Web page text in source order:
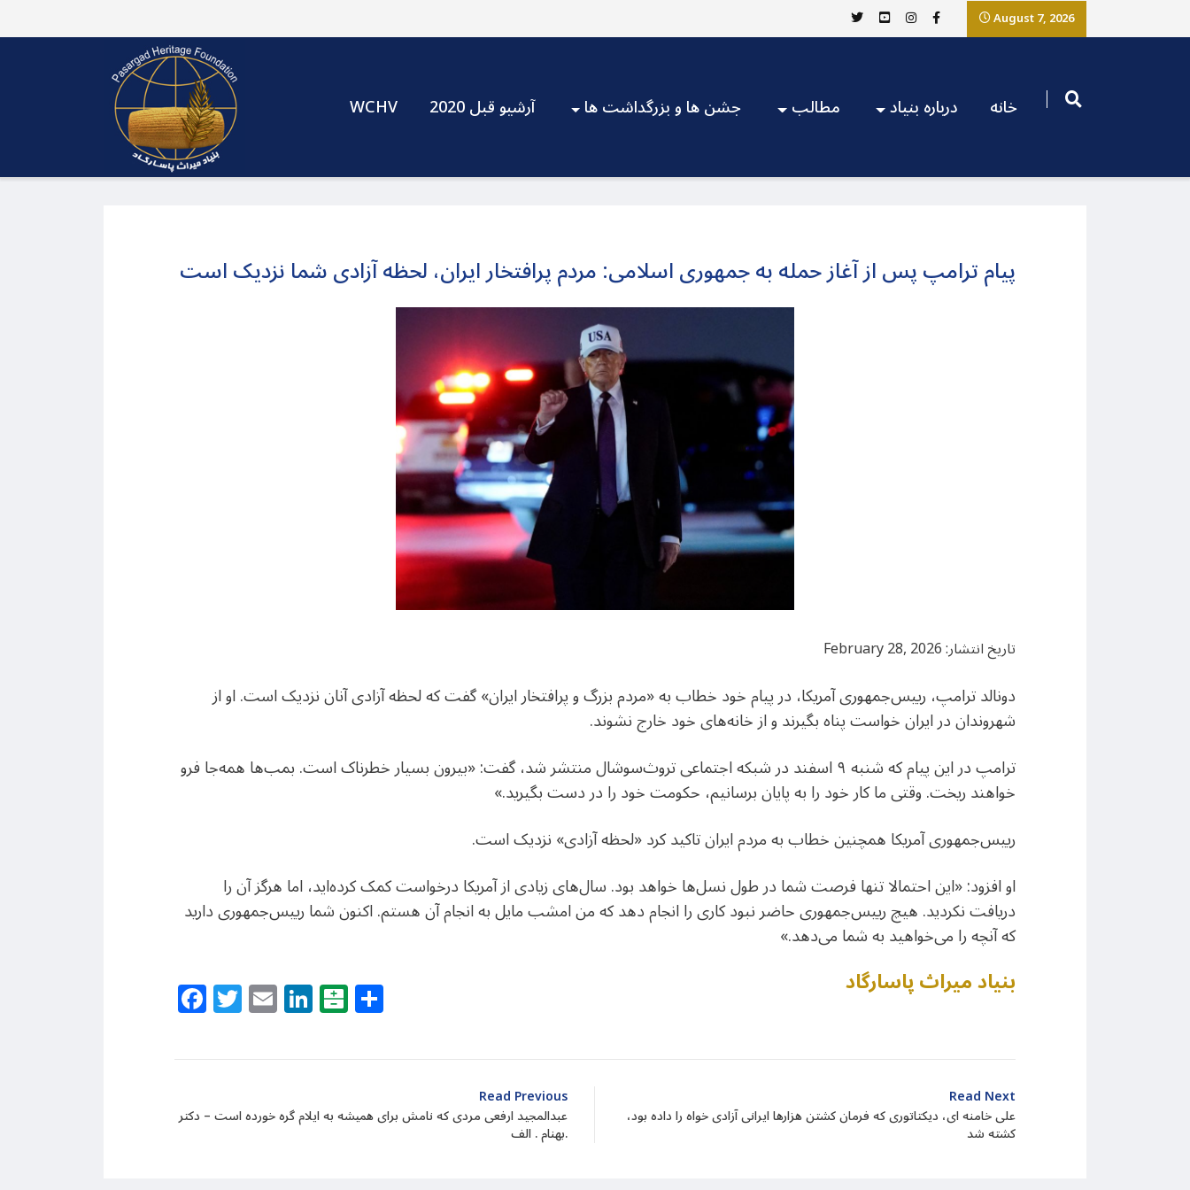
August 7, 2026
WCHV آرشیو قبل 2020 جشن ها و بزرگداشت ها مطالب درباره بنیاد خانه
پیام ترامپ پس از آغاز حمله به جمهوری اسلامی: مردم پرافتخار ایران، لحظه آزادی شما نزدیک است
تاریخ انتشار: February 28, 2026
دونالد ترامپ، رییس‌جمهوری آمریکا، در پیام خود خطاب به «مردم بزرگ و پرافتخار ایران» گفت که لحظه آزادی آنان نزدیک است. او از
شهروندان در ایران خواست پناه بگیرند و از خانه‌های خود خارج نشوند.
ترامپ در این پیام که شنبه ۹ اسفند در شبکه اجتماعی تروث‌سوشال منتشر شد، گفت: «بیرون بسیار خطرناک است. بمب‌ها همه‌جا فرو
خواهند ریخت. وقتی ما کار خود را به پایان برسانیم، حکومت خود را در دست بگیرید.»
رییس‌جمهوری آمریکا همچنین خطاب به مردم ایران تاکید کرد «لحظه آزادی» نزدیک است.
او افزود: «این احتمالا تنها فرصت شما در طول نسل‌ها خواهد بود. سال‌های زیادی از آمریکا درخواست کمک کرده‌اید، اما هرگز آن را
دریافت نکردید. هیچ رییس‌جمهوری حاضر نبود کاری را انجام دهد که من امشب مایل به انجام آن هستم. اکنون شما رییس‌جمهوری دارید
که آنچه را می‌خواهید به شما می‌دهد.»
Facebook
Twitter
EmailLinkedIn
Balatarin بنیاد میراث پاسارگاد
Read Previous
عبدالمجید ارفعی مردی که نامش برای همیشه به ایلام گره خورده است – دکتر
بهنام . الف.
Read Next
علی خامنه ای، دیکتاتوری که فرمان کشتن هزارها ایرانی آزادی خواه را داده بود،
کشته شد